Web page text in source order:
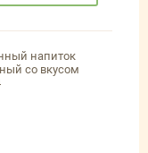
напиток
со вкусом